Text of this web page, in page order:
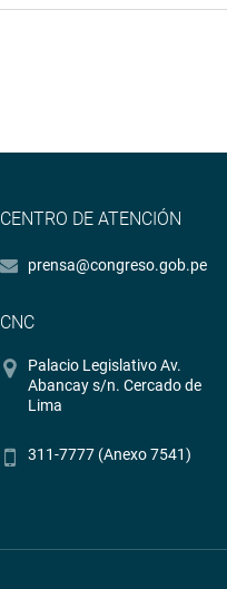
CENTRO DE ATENCIÓN
prensa@congreso.gob.pe
CNC
Palacio Legislativo Av.
Abancay s/n. Cercado de
Lima
311-7777 (Anexo 7541)